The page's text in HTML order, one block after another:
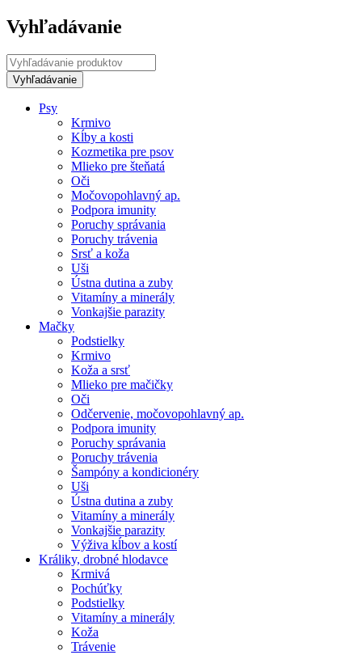
Vyhľadávanie
Psy
Krmivo
Kĺby a kosti
Kozmetika pre psov
Mlieko pre šteňatá
Oči
Močovopohlavný ap.
Podpora imunity
Poruchy správania
Poruchy trávenia
Srsť a koža
Uši
Ústna dutina a zuby
Vitamíny a minerály
Vonkajšie parazity
Mačky
Podstielky
Krmivo
Koža a srsť
Mlieko pre mačičky
Oči
Odčervenie, močovopohlavný ap.
Podpora imunity
Poruchy správania
Poruchy trávenia
Šampóny a kondicionéry
Uši
Ústna dutina a zuby
Vitamíny a minerály
Vonkajšie parazity
Výživa kĺbov a kostí
Králiky, drobné hlodavce
Krmivá
Pochúťky
Podstielky
Vitamíny a minerály
Koža
Trávenie